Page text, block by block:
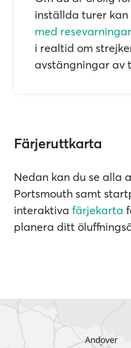
inställda turer
med
i realtid om
avstängningar av
Färjeruttkarta
Nedan kan du se alla
Portsmouth samt
interaktiva färjekarta
planera ditt